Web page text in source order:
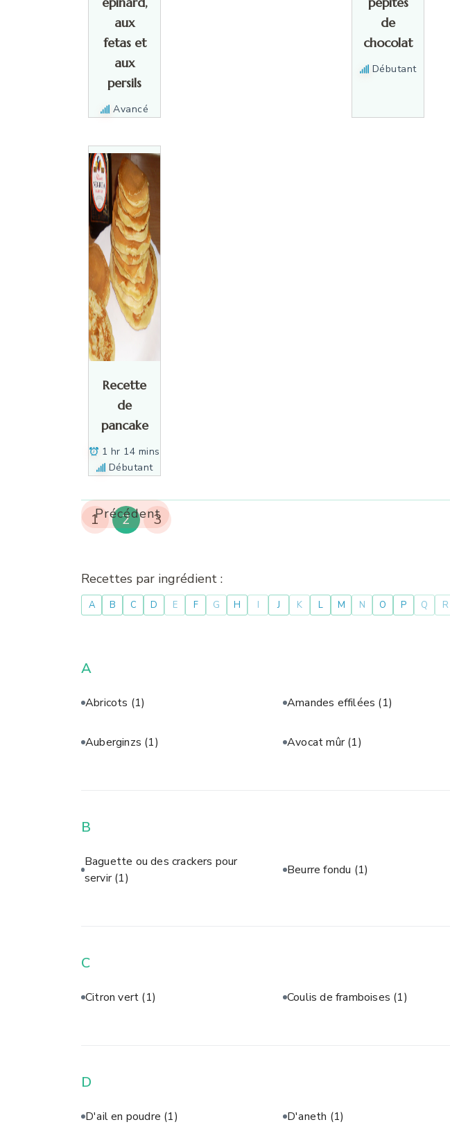
aux
fetas et
aux
persils
Avancé
de
chocolat
Débutant
Recette
de
pancake
1 hr 14 mins
Débutant
Précédent
1 2 3
Recettes par ingrédient :
A B C D E F G H I J K L M N O P Q R
A
Abricots (1) Amandes effilées (1)
Auberginzs (1) Avocat mûr(1)
B
Baguette ou des crackers pour
servir(1)
Beurre fondu (1)
C
Citron vert (1) Coulis de framboises (1)
D
D'ail en poudre (1) D'aneth (1)